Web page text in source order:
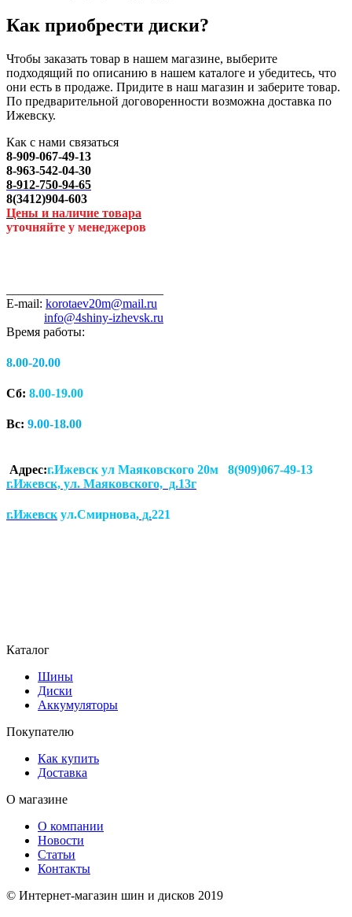
Как приобрести диски?
Чтобы заказать товар в нашем магазине, выберите
подходящий по описанию в нашем каталоге и убедитесь, что
они есть в продаже. Придите в наш магазин и заберите товар.
По предварительной договоренности возможна доставка по
Ижевску.
Как с нами связаться
8-909-067-49-13
8-963-542-04-30
8-912-750-94-65
8(3412)904-603
Цены и наличие товара
уточняйте у менеджеров
E-mail: korotaev20m@mail.ru
info@4shiny-izhevsk.ru
Время работы:
8.00-20.00
Сб: 8.00-19.00
Вс: 9.00-18.00
Адрес:г.Ижевск ул Маяковского 20м 8(909)067-49-13
г.Ижевск, ул. Маяковского, д.13г
г.Ижевск ул.Смирнова, д.221
Каталог
Шины
Диски
Аккумуляторы
Покупателю
Как купить
Доставка
О магазине
О компании
Новости
Статьи
Контакты
© Интернет-магазин шин и дисков 2019